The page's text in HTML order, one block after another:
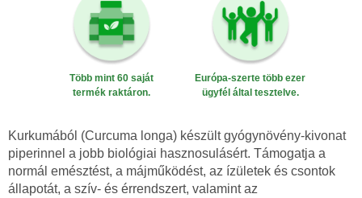
Több mint 60 saját
termék raktáron.
Európa-szerte több ezer
ügyfél által tesztelve.
Kurkumából (Curcuma longa) készült gyógynövény-kivonat
piperinnel a jobb biológiai hasznosulásért. Támogatja a
normál emésztést, a májműködést, az ízületek és csontok
állapotát, a szív- és érrendszert, valamint az